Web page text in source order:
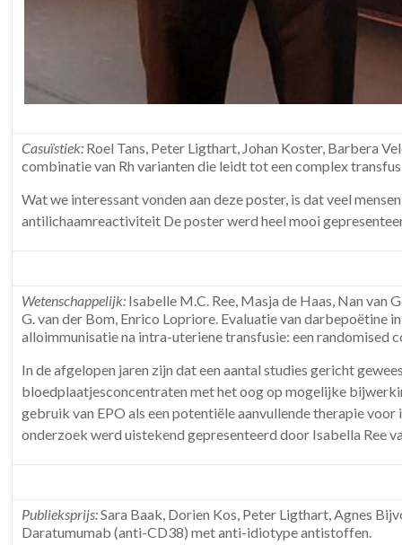
Casuïstiek: Roel Tans, Peter Ligthart, Johan Koster, Barbera
combinatie van Rh varianten die leidt tot een complex
Wat we interessant vonden aan deze poster, is dat veel
antilichaamreactiviteit De poster werd heel mooi
Wetenschappelijk: Isabelle M.C. Ree, Masja de Haas, Nan van
G. van der Bom, Enrico Lopriore. Evaluatie van
alloimmunisatie na intra-uteriene transfusie: een randomised
In de afgelopen jaren zijn dat een aantal studies gericht
bloedplaatjesconcentraten met het oog op mogelijke
gebruik van EPO als een potentiële aanvullende therapie
onderzoek werd uistekend gepresenteerd door Isabella Ree
Publieksprijs:Sara Baak, Dorien Kos, Peter Ligthart, Agnes
Daratumumab (anti-CD38) met anti-idiotype antistoffen.